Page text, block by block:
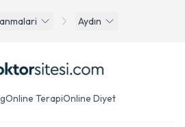
Aydın
Online TerapiOnline Diyet